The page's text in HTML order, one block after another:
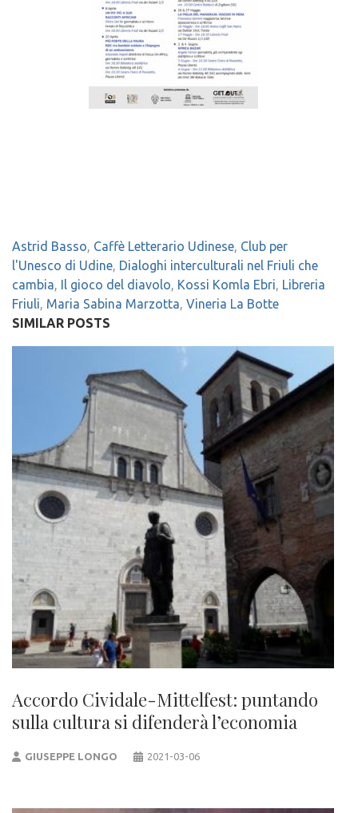
Astrid Basso, Caffè Letterario Udinese, Club per
l'Unesco di Udine, Dialoghi interculturali nel Friuli che
cambia, Il gioco del diavolo, Kossi Komla Ebri, Libreria
Friuli, Maria Sabina Marzotta, Vineria La Botte
SIMILAR POSTS
Accordo Cividale-Mittelfest: puntando
sulla cultura si difenderà l’economia
GIUSEPPE LONGO 2021-03-06